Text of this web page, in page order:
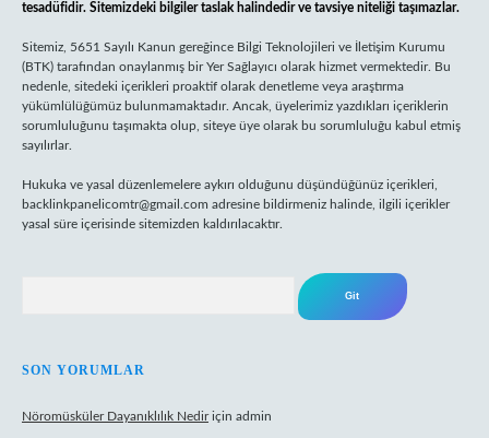
tesadüfidir. Sitemizdeki bilgiler taslak halindedir ve tavsiye niteliği taşımazlar.
Sitemiz, 5651 Sayılı Kanun gereğince Bilgi Teknolojileri ve İletişim Kurumu
(BTK) tarafından onaylanmış bir Yer Sağlayıcı olarak hizmet vermektedir. Bu
nedenle, sitedeki içerikleri proaktif olarak denetleme veya araştırma
yükümlülüğümüz bulunmamaktadır. Ancak, üyelerimiz yazdıkları içeriklerin
sorumluluğunu taşımakta olup, siteye üye olarak bu sorumluluğu kabul etmiş
sayılırlar.
Hukuka ve yasal düzenlemelere aykırı olduğunu düşündüğünüz içerikleri,
backlinkpanelicomtr@gmail.com adresine bildirmeniz halinde, ilgili içerikler
yasal süre içerisinde sitemizden kaldırılacaktır.
SON YORUMLAR
Nöromüsküler Dayanıklılık Nediriçin admin